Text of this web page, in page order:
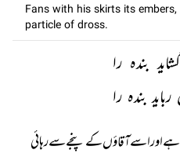
Fans with his skirts its
particle of dross.
بندہ را
بندہ را
ہے اور اسے آقاؤں کے پنجے سے رہائی